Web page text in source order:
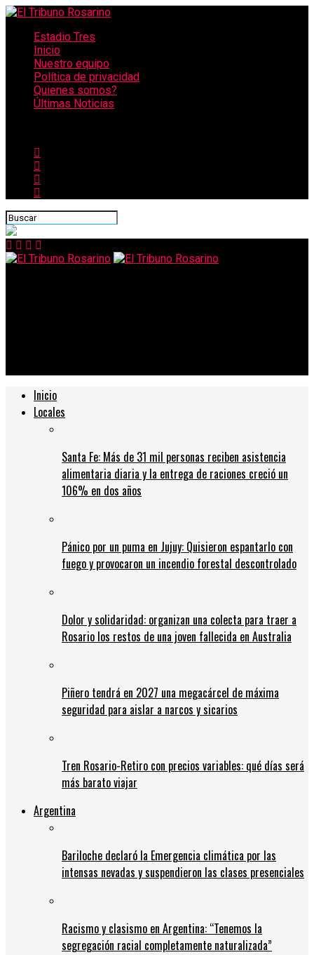
Estadio Tres
Inicio
Nuestro equipo
Política de privacidad
Quienes somos?
Últimas Noticias
Inicio
Locales
Santa Fe: Más de 31 mil personas reciben asistencia
alimentaria diaria y la entrega de raciones creció un
106% en dos años
Pánico por un puma en Jujuy: Quisieron espantarlo con
fuego y provocaron un incendio forestal descontrolado
Dolor y solidaridad: organizan una colecta para traer a
Rosario los restos de una joven fallecida en Australia
Piñero tendrá en 2027 una megacárcel de máxima
seguridad para aislar a narcos y sicarios
Tren Rosario-Retiro con precios variables: qué días será
más barato viajar
Argentina
Bariloche declaró la Emergencia climática por las
intensas nevadas y suspendieron las clases presenciales
Racismo y clasismo en Argentina: “Tenemos la
segregación racial completamente naturalizada”